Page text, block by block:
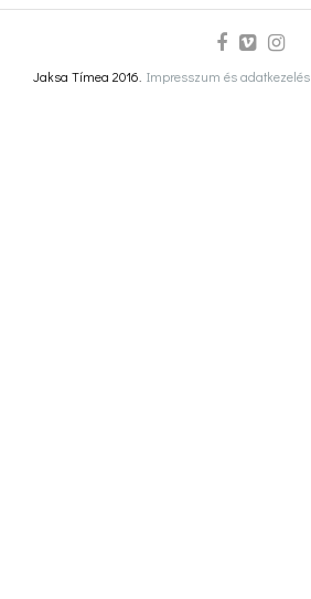
Jaksa Tímea 2016. Impresszum és adatkezelés